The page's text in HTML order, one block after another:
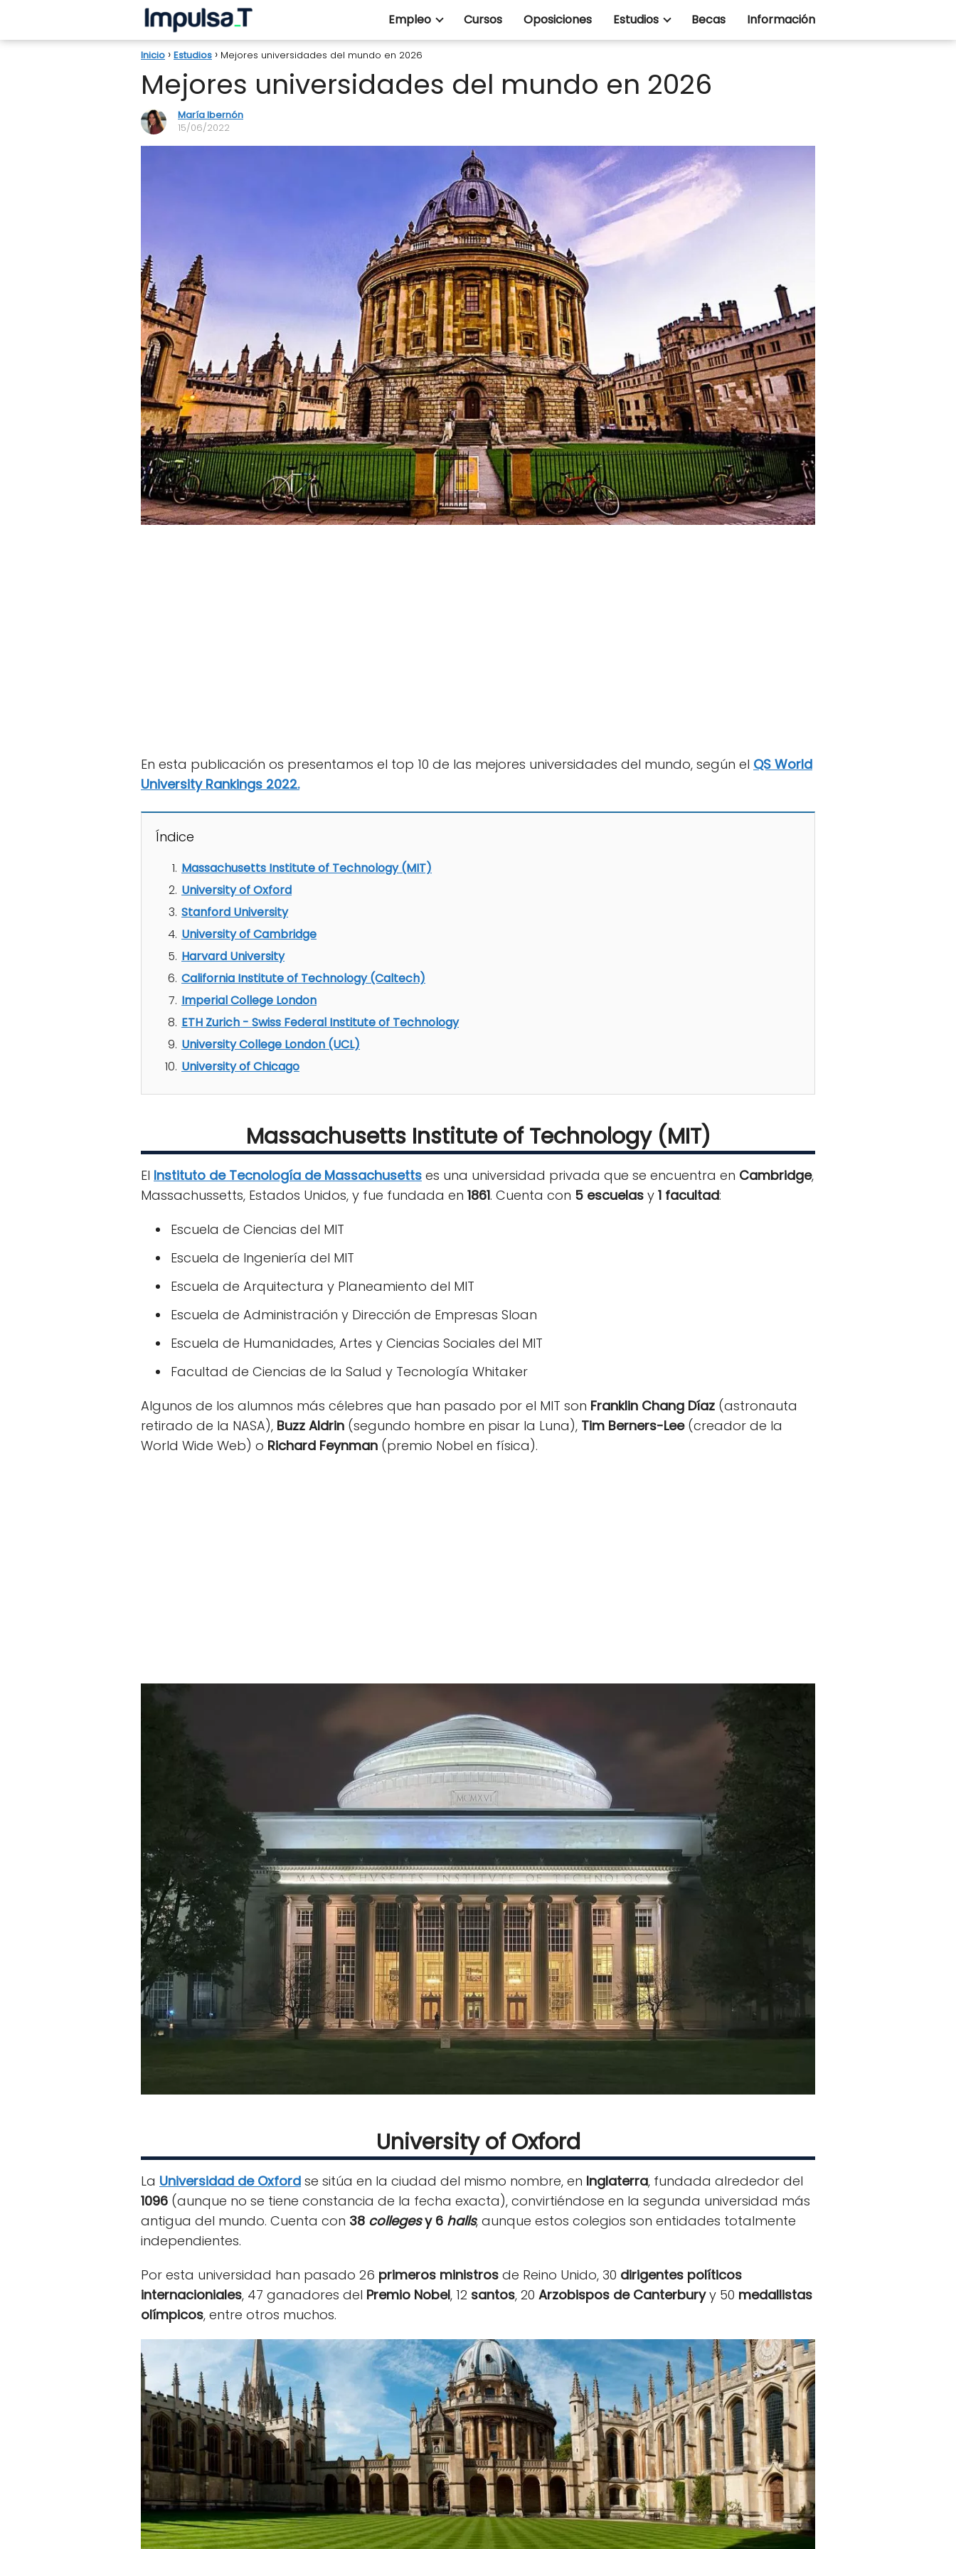
Empleo Cursos Oposiciones Estudios Becas Información
Inicio Estudios Mejores universidades del mundo en 2026
Mejores universidades del mundo en 2026
María Ibernón
15/06/2022
En esta publicación os presentamos el top 10 de las mejores universidades del mundo, según el QS World
University Rankings 2022.
Índice
Massachusetts Institute of Technology (MIT)
University of Oxford
Stanford University
University of Cambridge
Harvard University
California Institute of Technology (Caltech)
Imperial College London
ETH Zurich - Swiss Federal Institute of Technology
University College London (UCL)
University of Chicago
Massachusetts Institute of Technology (MIT)
El Instituto de Tecnología de Massachusetts es una universidad privada que se encuentra en Cambridge,
Massachussetts, Estados Unidos, y fue fundada en 1861. Cuenta con 5 escuelas y 1 facultad:
Escuela de Ciencias del MIT
Escuela de Ingeniería del MIT
Escuela de Arquitectura y Planeamiento del MIT
Escuela de Administración y Dirección de Empresas Sloan
Escuela de Humanidades, Artes y Ciencias Sociales del MIT
Facultad de Ciencias de la Salud y Tecnología Whitaker
Algunos de los alumnos más célebres que han pasado por el MIT son Franklin Chang Díaz (astronauta
retirado de la NASA), Buzz Aldrin (segundo hombre en pisar la Luna), Tim Berners-Lee(creador de la
World Wide Web) o Richard Feynman (premio Nobel en física).
University of Oxford
La Universidad de Oxford se sitúa en la ciudad del mismo nombre, en Inglaterra, fundada alrededor del
1096 (aunque no se tiene constancia de la fecha exacta), convirtiéndose en la segunda universidad más
antigua del mundo. Cuenta con 38 collegesy 6 halls, aunque estos colegios son entidades totalmente
independientes.
Por esta universidad han pasado 26 primeros ministros de Reino Unido, 30 dirigentes políticos
internacioniales, 47 ganadores del Premio Nobel, 12 santos, 20 Arzobispos de Canterburyy 50 medallistas
olímpicos, entre otros muchos.